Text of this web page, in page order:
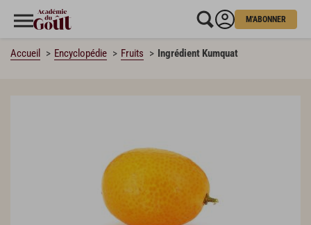
M'ABONNER
Accueil Encyclopédie Fruits Ingrédient Kumquat